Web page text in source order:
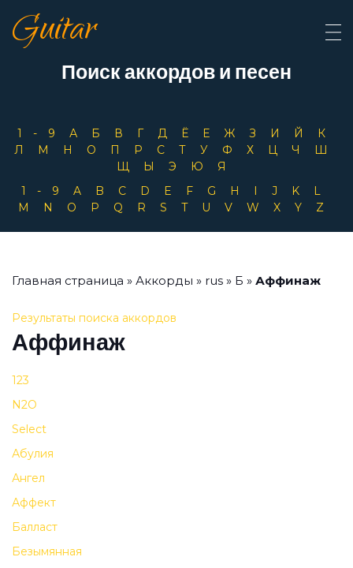
Guitar
Поиск аккордов и песен
1-9 А Б В Г Д Ё Е Ж З И Й
К
Л
М Н О П Р С Т У Ф Х Ц Ч
Ш
Щ
Ы Э Ю
Я
1-9
A B C D E F G H I J K
L
M
N O P Q R S T U V W X Y Z
Главная страница » Аккорды » rus » Б » Аффинаж
Результаты поиска аккордов
Аффинаж
123
N2O
Select
Абулия
Ангел
Аффект
Балласт
Безымянная